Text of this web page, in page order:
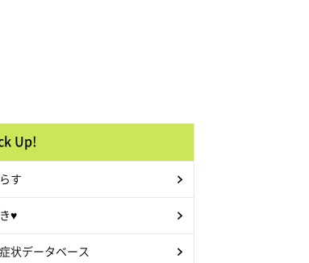
Up!
す
♥
状データベース